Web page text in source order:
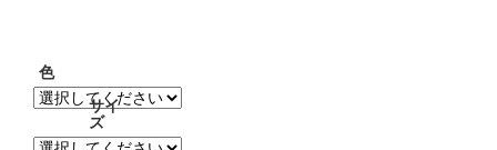
色
サイ
ズ